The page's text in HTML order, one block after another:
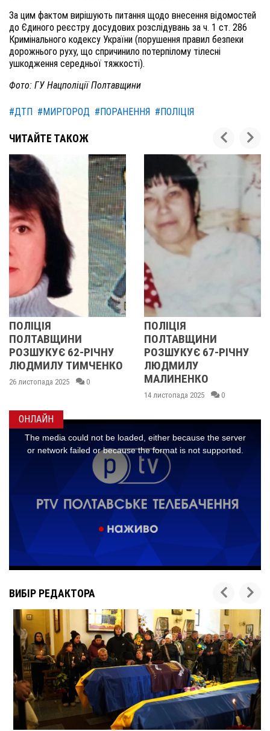
За цим фактом вирішують питання щодо внесення відомостей
до Єдиного реєстру досудових розслідувань за ч. 1 ст. 286
Кримінального кодексу України (порушення правил безпеки
дорожнього руху, що спричинило потерпілому тілесні
ушкодження середньої тяжкості).
Фото: ГУ Нацполіції Полтавщини
#ДТП #МИРГОРОД #ПОРАНЕННЯ #ПОЛІЦІЯ
ЧИТАЙТЕ ТАКОЖ
ПОЛТАВЩИНИ
РОЗШУКУЄ 67-РІЧНУ
ЛЮДМИЛУ
МАЛИНЕНКО
ОБЛАСТІ
РОЗШУКУЮТЬ
РІЧНУ ЗОЮ
14 листопада 2025
ОНЛАЙН
ВИБІР РЕДАКТОРА